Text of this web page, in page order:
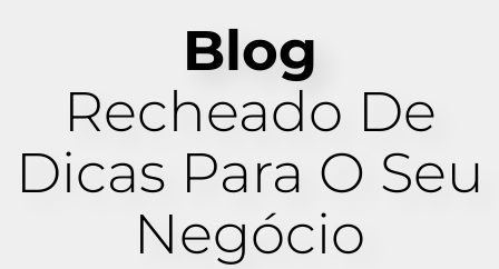
Blog
Recheado De
Dicas Para O Seu
Negócio